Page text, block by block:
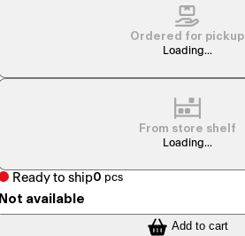
Ordered for pickup
Loading...
From store shelf
Loading...
Ready to ship0 pcs
Not available
Add to cart